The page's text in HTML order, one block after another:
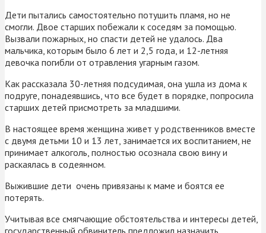
Дети пытались самостоятельно потушить пламя, но не
смогли. Двое старших побежали к соседям за помощью.
Вызвали пожарных, но спасти детей не удалось. Два
мальчика, которым было 6 лет и 2,5 года, и 12-летняя
девочка погибли от отравления угарным газом.
Как рассказала 30-летняя подсудимая, она ушла из дома к
подруге, понадеявшись, что все будет в порядке, попросила
старших детей присмотреть за младшими.
В настоящее время женщина живет у родственников вместе
с двумя детьми 10 и 13 лет, занимается их воспитанием, не
принимает алкоголь, полностью осознала свою вину и
раскаялась в содеянном.
Выжившие дети очень привязаны к маме и боятся ее
потерять.
Учитывая все смягчающие обстоятельства и интересы детей,
государственный обвинитель предложил назначить